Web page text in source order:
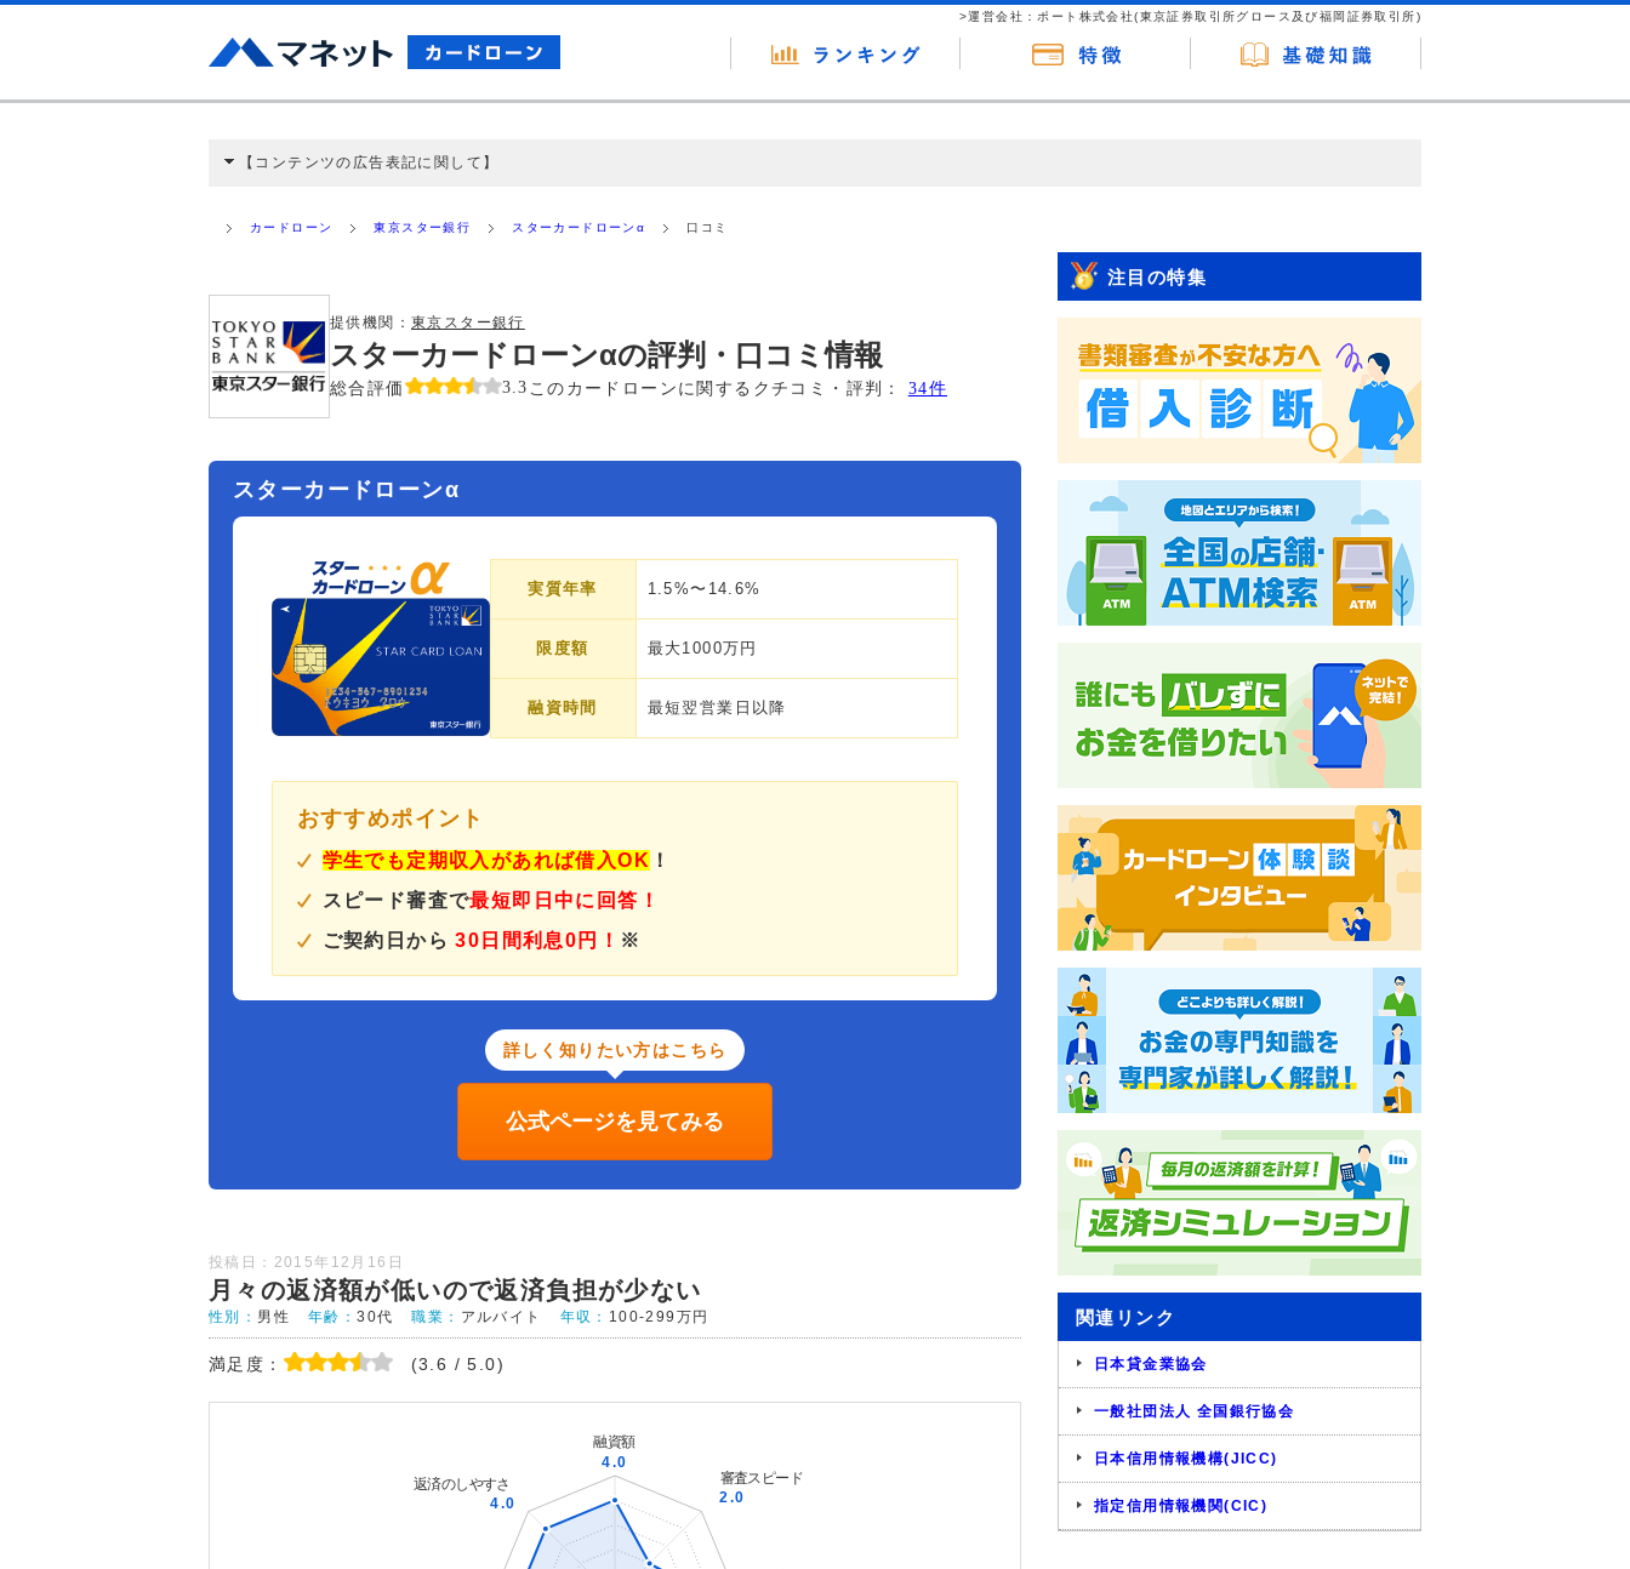
>運営会社：ポート株式会社(東京証券取引所グロース及び福岡証券取引所)
【コンテンツの広告表記に関して】
ミ収集などに基づき、公平性を担保した情報提供を行っています。
カードローン 東京スター銀行 スターカードローンα 口コミ
提供機関： 東京スター銀行
スターカードローンαの評判・口コミ情報
総合評価 3.3 このカードローンに関するクチコミ・評判： 34件
スターカードローンα
実質年率 1.5%〜14.6%
限度額 最大1000万円
融資時間 最短翌営業日以降
おすすめポイント
学生でも定期収入があれば借入OK ！
スピード審査で最短即日中に回答！
ご契約日から 30日間利息0円！ ※
詳しく知りたい方はこちら
公式ページを見てみる
投稿日：2015年12月16日
月々の返済額が低いので返済負担が少ない
性別： 男性 年齢：30代 職業： アルバイト 年収： 100-299万円
満足度： (3.6 / 5.0)
注目の特集
関連リンク
日本貸金業協会
一般社団法人 全国銀行協会
日本信用情報機構(JICC)
指定信用情報機関(CIC)